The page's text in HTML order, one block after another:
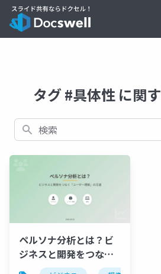
タグ #具体性 に関
検索
ペルソナ分析とは？ビ
ジネスと開発をつなぐ
「ユーザー理解」の王